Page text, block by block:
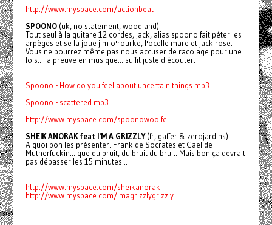
http://www.myspace.com/actionbeat
SPOONO (uk, no statement, woodland)
Tout seul à la guitare 12 cordes, jack, alias spoono fait péter les
arpèges et se la joue jim o'rourke, l'ocelle mare et jack rose.
Vous ne pourrez même pas nous accuser de racolage pour une
fois... la preuve en musique... suffit juste d'écouter.
Spoono - How do you feel about uncertain things.mp3
Spoono - scattered.mp3
http://www.myspace.com/spoonowoolfe
SHEIK ANORAK feat I'M A GRIZZLY(fr, gaffer & zerojardins)
A quoi bon les présenter. Frank de Socrates et Gael de
Mutherfuckin... que du bruit, du bruit du bruit. Mais bon ça devrait
pas dépasser les 15 minutes...
http://www.myspace.com/sheikanorak
http://www.myspace.com/imagrizzlygrizzly